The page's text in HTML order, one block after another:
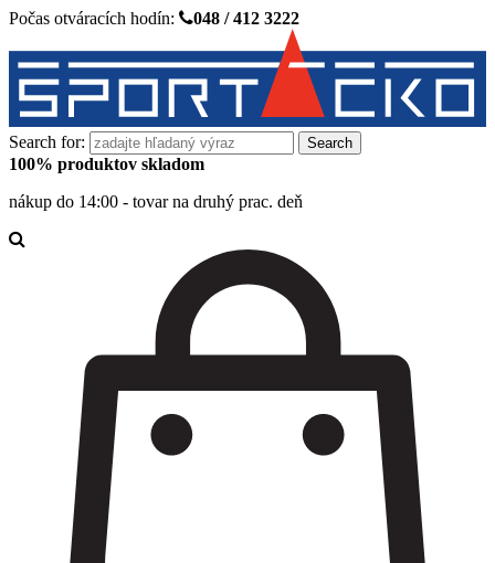
Počas otváracích hodín: 048 / 412 3222
Search for:
100% produktov skladom
nákup do 14:00 - tovar na druhý prac. deň